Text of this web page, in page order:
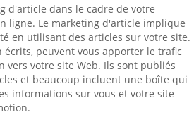
d'article dans le cadre de votre
ligne. Le marketing d'article implique
en utilisant des articles sur votre site.
écrits, peuvent vous apporter le trafic
vers votre site Web. Ils sont publiés
et beaucoup incluent une boîte qui
informations sur vous et votre site